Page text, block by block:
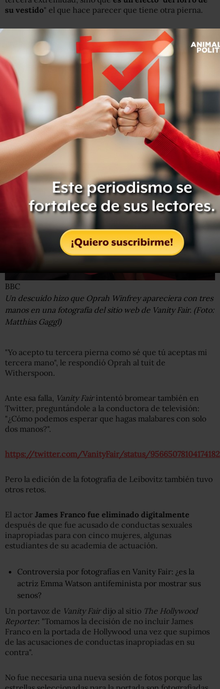
su vestido" el que hace parecer que tiene otra pierna.
https://twitter.com/RWitherspoon/status/
De cualquier manera, la actriz no fue la única que ganó
una extremidad adicional en este número de la revista.
En una fotografía que estuvo publicada en la página web
Vanit , ahora ya retirada, la conductora
Winfrey aparece con una tercera mano.
BBC
Un descuido hizo que Oprah Winfrey apareciera con tres
manos en una fotografía del sitio web de Vanity Fair. (Foto:
Matthias Gaggl)
"Yo acepto tu tercera pierna como sé que tú aceptas mi
tercera mano", le respondió Oprah al tuit de
Witherspoon.
Ante esa falla, Vanity Fairintentó bromear también en
Twitter, preguntándole a la conductora de televisión:
"¿Cómo podemos esperar que hagas malabares con solo
dos manos?".
https://twitter.com/VanityFair/status/
Pero la edición de la fotografía de Leibovitz también tuvo
otros retos.
El actor James Franco fue eliminado digitalmente
después de que fue acusado de conductas sexuales
inapropiadas para con cinco mujeres, algunas
estudiantes de su academia de actuación.
Controversia por fotografías en Vanity Fair: ¿es la
actriz Emma Watson antifeminista por mostrar sus
senos?
Un portavoz de Vanity Fairdijo al sitio The Hollywood
Reporter: "Tomamos la decisión de no incluir James
Franco en la portada de Hollywood una vez que supimos
de las acusaciones de conductas inapropiadas en su
contra".
No fue necesaria una nueva sesión de fotos porque las